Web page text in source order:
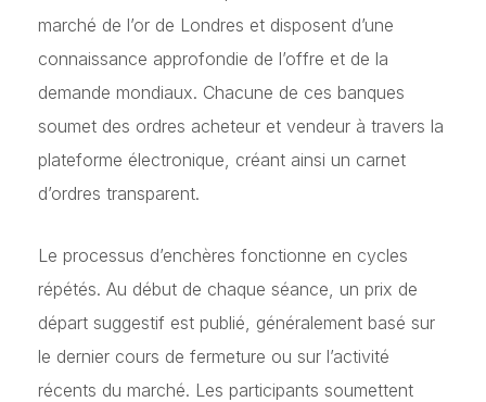
marché de l’or de Londres et disposent d’une
connaissance approfondie de l’offre et de la
demande mondiaux. Chacune de ces banques
soumet des ordres acheteur et vendeur à travers la
plateforme électronique, créant ainsi un carnet
d’ordres transparent.
Le processus d’enchères fonctionne en cycles
répétés. Au début de chaque séance, un prix de
départ suggestif est publié, généralement basé sur
le dernier cours de fermeture ou sur l’activité
récents du marché. Les participants soumettent